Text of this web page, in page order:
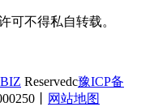
可不得私自转载。
Reservedc豫ICP备
网站地图